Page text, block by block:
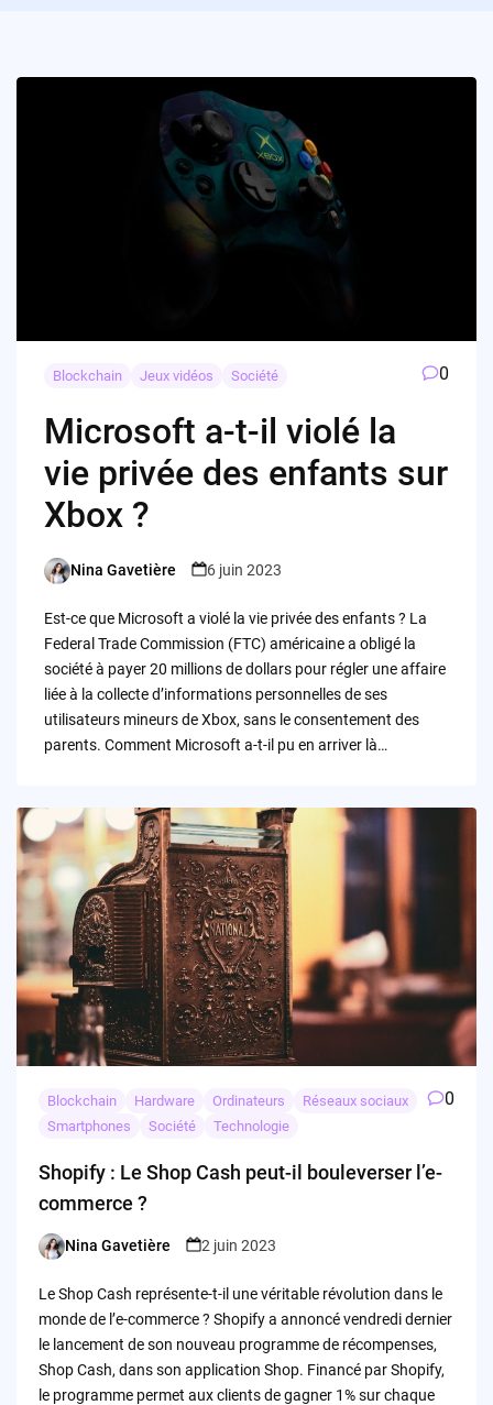
Blockchain Jeux vidéos Société 0
Microsoft a-t-il violé la
vie privée des enfants sur
Xbox ?
Posted
Nina Gavetière 6 juin 2023
Est-ce que Microsoft a violé la vie privée des enfants ? La
Federal Trade Commission (FTC) américaine a obligé la
société à payer 20 millions de dollars pour régler une affaire
liée à la collecte d’informations personnelles de ses
utilisateurs mineurs de Xbox, sans le consentement des
parents. Comment Microsoft a-t-il pu en arriver là…
Blockchain Hardware Ordinateurs
Réseaux sociaux
Smartphones
Société Technologie
0
Shopify : Le Shop Cash peut-il bouleverser l’e-
commerce ?
Posted
Nina Gavetière 2 juin 2023
Le Shop Cash représente-t-il une véritable révolution dans le
monde de l’e-commerce ? Shopify a annoncé vendredi dernier
le lancement de son nouveau programme de récompenses,
Shop Cash, dans son application Shop. Financé par Shopify,
le programme permet aux clients de gagner 1% sur chaque